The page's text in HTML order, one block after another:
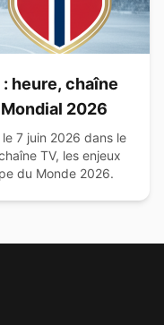
heure, chaîne
2026
7 juin 2026 dans le
TV, les enjeux
du Monde 2026.